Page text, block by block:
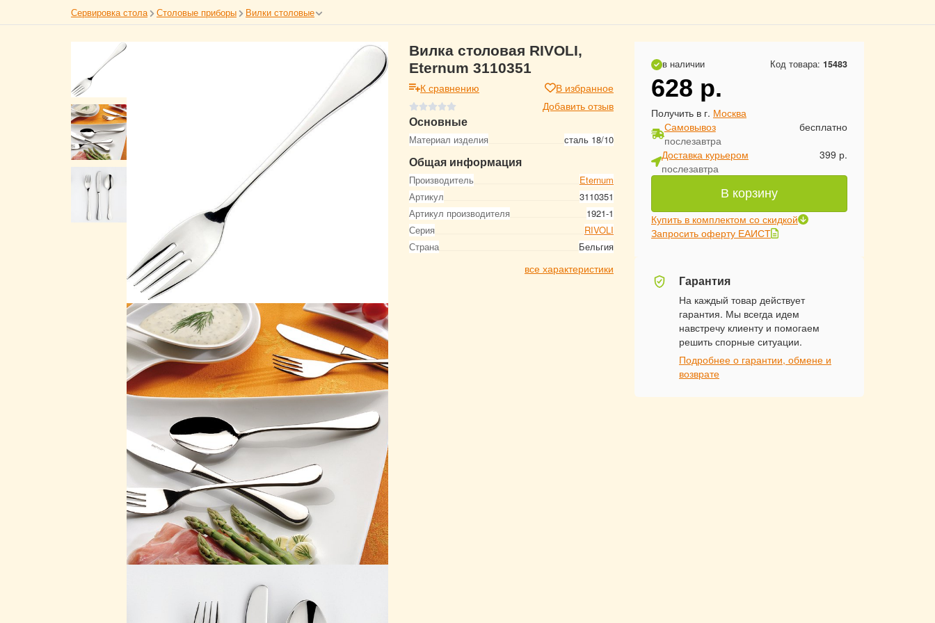
Сервировка стола Столовые приборы Вилки столовые
Вилка столовая RIVOLI,
Eternum 3110351
К сравнению
В избранное
Добавить отзыв
Основные
Материал изделия сталь 18/10
Общая информация
Производитель
Eternum
Артикул
3110351
Артикул производителя
1921-1
Серия
RIVOLI
Страна
Бельгия
все характеристики
в наличии Код товара: 15483
628 р.
Получить в г. Москва
Самовывоз
послезавтра
бесплатно
Доставка курьером
послезавтра
399 р.
В корзину
Купить в комплектом со скидкой
Запросить оферту ЕАИСТ
Гарантия
На каждый товар действует
гарантия. Мы всегда идем
навстречу клиенту и помогаем
решить спорные ситуации.
Подробнее о гарантии, обмене и
возврате